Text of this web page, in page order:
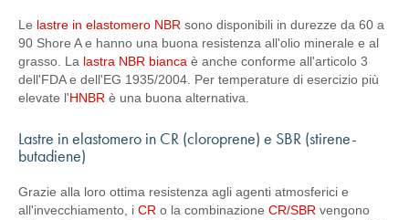
Le lastre in elastomero NBR sono disponibili in durezze da 60 a
90 Shore A e hanno una buona resistenza all'olio minerale e al
grasso. La lastra NBR bianca è anche conforme all'articolo 3
dell'FDA e dell'EG 1935/2004. Per temperature di esercizio più
elevate l'HNBR è una buona alternativa.
Lastre in elastomero in CR (cloroprene) e SBR (stirene-
butadiene)
Grazie alla loro ottima resistenza agli agenti atmosferici e
all'invecchiamento, i CR o la combinazione CR/SBR vengono